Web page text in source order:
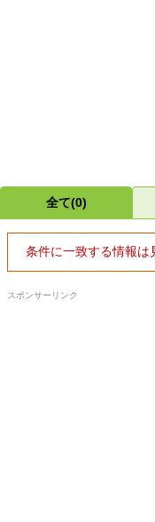
全て(0)
条件に一致する情報は
スポンサーリンク